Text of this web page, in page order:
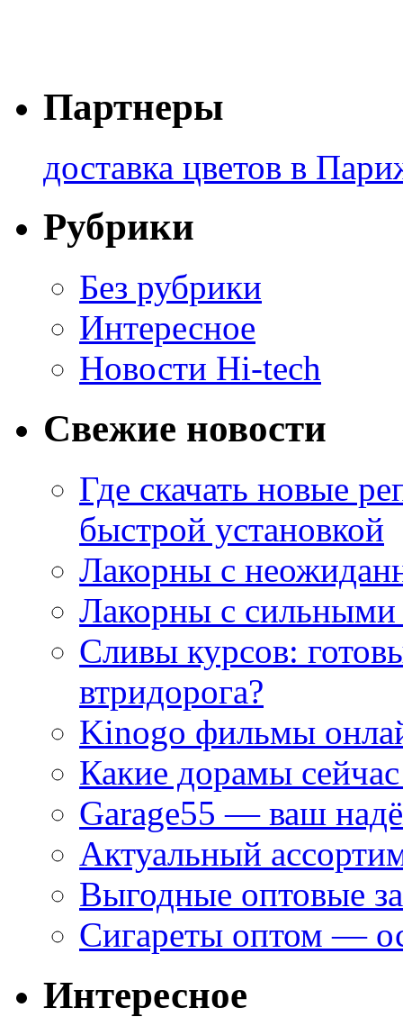
Партнеры
доставка цветов в
Рубрики
Без рубрики
Интересное
Новости Hi-tech
Свежие новости
Где скачать новые
быстрой установкой
Лакорны с
Лакорны с сильными
Сливы курсов:
втридорога?
Kinogo фильмы
Какие дорамы
Garage55 — ваш
Актуальный
Выгодные оптовые
Сигареты оптом —
Интересное